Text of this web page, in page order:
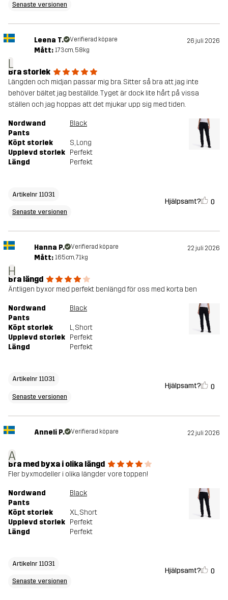
Senaste versionen
L
Leena T. Verifierad köpare 26 juli 2026
Mått: 173cm, 58kg
Bra storlek
Längden och midjan passar mig bra. Sitter så bra att jag inte
behöver bältet jag beställde. Tyget är dock lite hårt på vissa
ställen och jag hoppas att det mjukar upp sig med tiden.
Nordwand
Pants
Black
Köpt storlek S, Long
Upplevd storlek Perfekt
Längd
Perfekt
Artikelnr 11031
Senaste versionen
Hjälpsamt? 0
H
Hanna P. Verifierad köpare 22 juli 2026
Mått: 165cm, 71kg
Bra längd
Äntligen byxor med perfekt benlängd för oss med korta ben
Nordwand
Pants
Black
Köpt storlek L, Short
Upplevd storlek Perfekt
Längd
Perfekt
Artikelnr 11031
Senaste versionen
Hjälpsamt? 0
A
Anneli P. Verifierad köpare 22 juli 2026
Bra med byxa i olika längd
Fler byxmodeller i olika längder vore toppen!
Nordwand
Pants
Black
Köpt storlek XL, Short
Upplevd storlek Perfekt
Längd
Perfekt
Artikelnr 11031
Senaste versionen
Hjälpsamt? 0